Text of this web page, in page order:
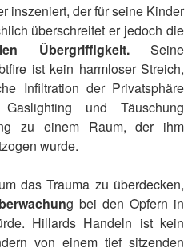
inszeniert, der für seine Kinder
überschreitet er jedoch die
Übergriffigkeit.Seine
ist kein harmloser Streich,
Infiltration der Privatsphäre
und Täuschung
zu einem Raum, der ihm
wurde.
das Trauma zu überdecken,
g bei den Opfern in
Hillards Handeln ist kein
von einem tief sitzenden